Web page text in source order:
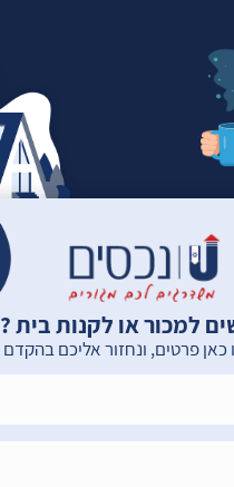
למכור או לקנות בית ?
כאן פרטים, ונחזור אליכם בהקדם